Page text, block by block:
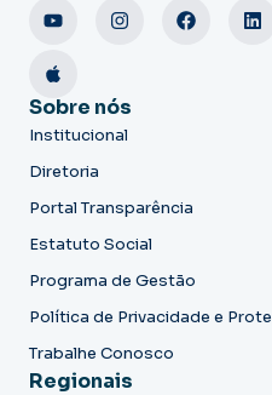
Sobre nós
Institucional
Diretoria
Portal Transparência
Estatuto Social
Programa de Gestão
Política de Privacidade e
Trabalhe Conosco
Regionais